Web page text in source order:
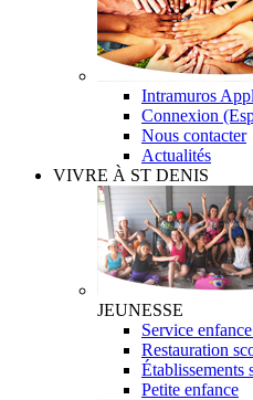
Intramuros
Connexion
Nous contacter
Actualités
VIVRE À ST DENIS
JEUNESSE
Service
Restauration
Établissements
Petite enfance